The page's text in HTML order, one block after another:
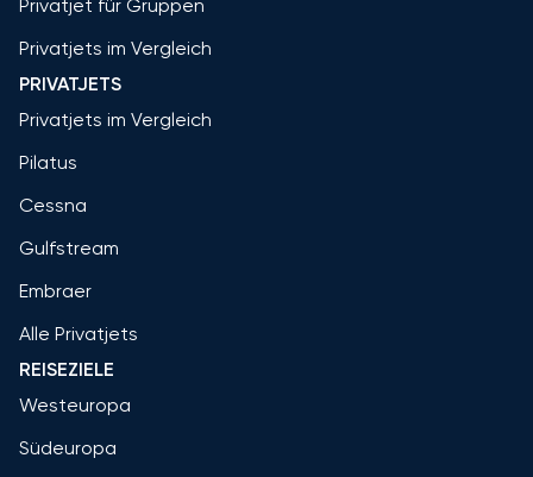
Privatjet für Gruppen
Privatjets im Vergleich
PRIVATJETS
Privatjets im Vergleich
Pilatus
Cessna
Gulfstream
Embraer
Alle Privatjets
REISEZIELE
Westeuropa
Südeuropa